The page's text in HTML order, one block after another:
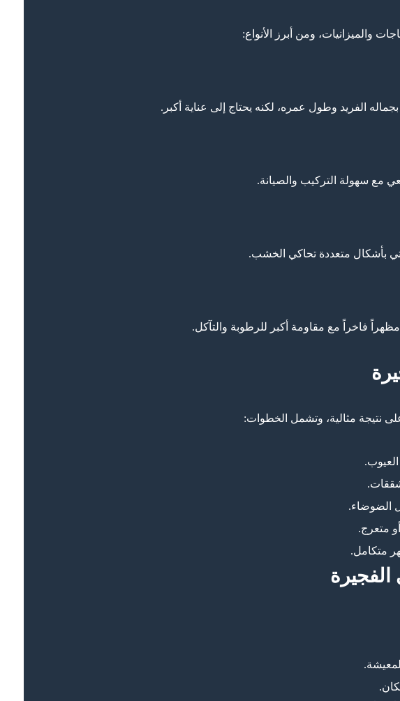
والميزانيات، ومن أبرز الأنواع:
الفريد وطول عمره، لكنه يحتاج إلى عناية أكبر.
مع سهولة التركيب والصيانة.
بأشكال متعددة تحاكي الخشب.
فاخراً مع مقاومة أكبر للرطوبة والتآكل.
نتيجة مثالية، وتشمل الخطوات:
الضوضاء.
متعرج.
متكامل.
الفجيرة